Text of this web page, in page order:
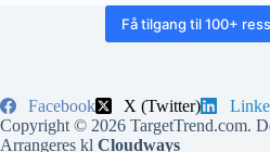
Få tilgang til 100+
Facebook X (Twitter)
Copyright © 2026 TargetTrend.com.
Arrangeres kl Cloudways